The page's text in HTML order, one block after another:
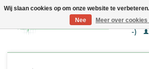
-)
Wij slaan cookies op om onze website te
Nee
Meer over cookies